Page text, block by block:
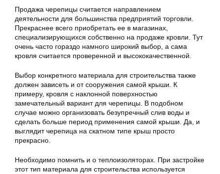
Продажа черепицы считается направлением
деятельности для большинства предприятий торговли.
Прекраснее всего приобретать ее в магазинах,
специализирующихся собственно на продаже кровли. Тут
очень часто гораздо намного широкий выбор, а сама
кровля считается проверенной и высококачественной.
Выбор конкретного материала для строительства также
должен зависеть и от сооружения самой крыши. К
примеру, кровля с наклонной поверхностью
замечательный вариант для черепицы. В подобном
случае можно организовать безупречный слив воды и
сделать больше период применения самой крыши. Да, и
выглядит черепица на скатном типе крыш просто
прекрасно.
Необходимо помнить и о теплоизоляторах. При застройке
этот тип материала для строительства используется